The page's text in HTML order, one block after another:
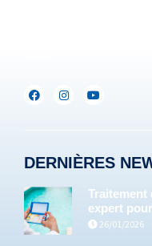
DERNIÈRES
Traitement
expert
26/01/2026